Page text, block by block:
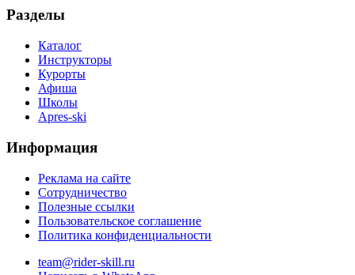
Разделы
Каталог
Инструкторы
Курорты
Афиша
Школы
Apres-ski
Информация
Реклама на сайте
Сотрудничество
Полезные ссылки
Пользовательское соглашение
Политика конфиденциальности
team@rider-skill.ru